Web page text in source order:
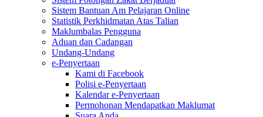
Sistem Bantuan Am Pelajaran Online
Statistik Perkhidmatan Atas Talian
Maklumbalas Pengguna
Aduan dan Cadangan
Undang-Undang
e-Penyertaan
Kami di Facebook
Polisi e-Penyertaan
Kalendar e-Penyertaan
Permohonan Mendapatkan Maklumat